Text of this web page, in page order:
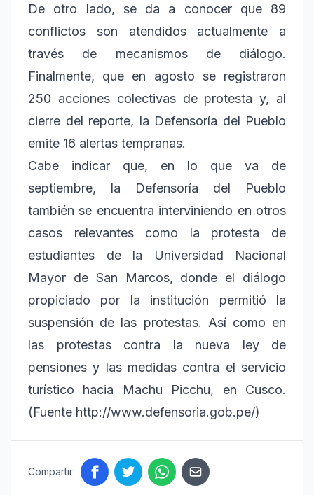
De otro lado, se da a conocer que 89
conflictos son atendidos actualmente a
través de mecanismos de diálogo.
Finalmente, que en agosto se registraron
250 acciones colectivas de protesta y, al
cierre del reporte, la Defensoría del Pueblo
emite 16 alertas tempranas.
Cabe indicar que, en lo que va de
septiembre, la Defensoría del Pueblo
también se encuentra interviniendo en otros
casos relevantes como la protesta de
estudiantes de la Universidad Nacional
Mayor de San Marcos, donde el diálogo
propiciado por la institución permitió la
suspensión de las protestas. Así como en
las protestas contra la nueva ley de
pensiones y las medidas contra el servicio
turístico hacia Machu Picchu, en Cusco.
(Fuente http://www.defensoria.gob.pe/)
Compartir: